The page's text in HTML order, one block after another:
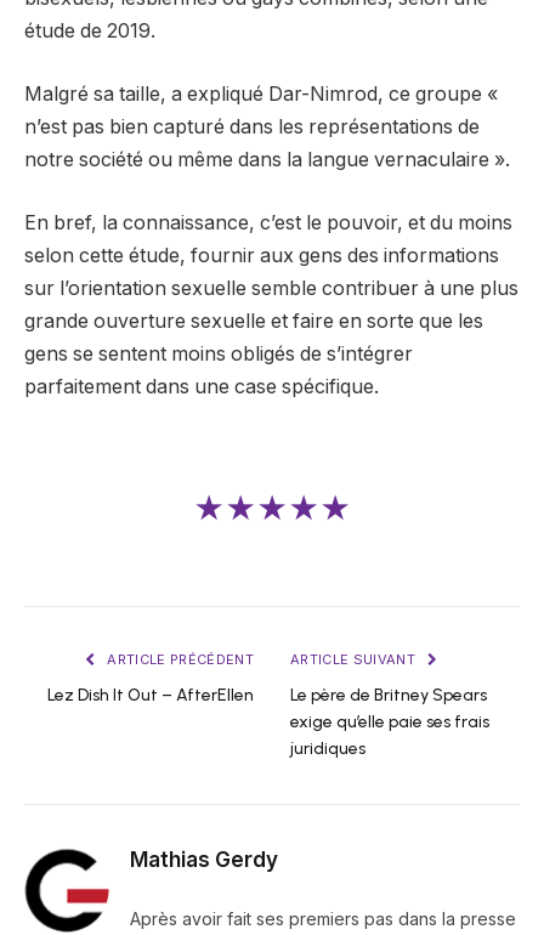
étude de 2019.
Malgré sa taille, a expliqué Dar-Nimrod, ce groupe «
n’est pas bien capturé dans les représentations de
notre société ou même dans la langue vernaculaire ».
En bref, la connaissance, c’est le pouvoir, et du moins
selon cette étude, fournir aux gens des informations
sur l’orientation sexuelle semble contribuer à une plus
grande ouverture sexuelle et faire en sorte que les
gens se sentent moins obligés de s’intégrer
parfaitement dans une case spécifique.
★★★★★
ARTICLE PRÉCÉDENT
Lez Dish It Out – AfterEllen
ARTICLE SUIVANT
Le père de Britney Spears
exige qu’elle paie ses frais
juridiques
Mathias Gerdy
Après avoir fait ses premiers pas dans la presse